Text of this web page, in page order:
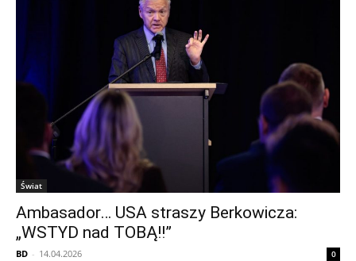
Świat
Ambasador… USA straszy Berkowicza:
„WSTYD nad TOBĄ!!”
BD - 14.04.2026 0